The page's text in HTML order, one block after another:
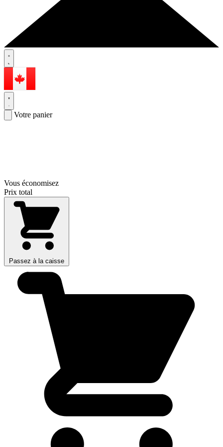
Votre panier
Vous économisez
Prix total
Passez à la caisse